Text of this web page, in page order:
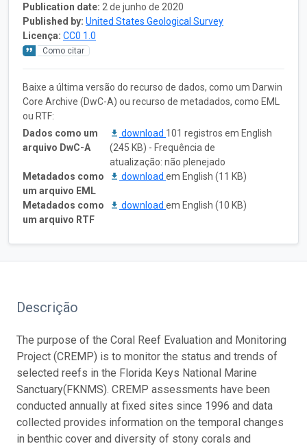
Publication date: 2 de junho de 2020
Published by: United States Geological Survey
Licença: CC0 1.0
Como citar
Baixe a última versão do recurso de dados, como um Darwin
Core Archive (DwC-A) ou recurso de metadados, como EML
ou RTF:
Dados como um
arquivo DwC-A
download 101 registros em English
(245 KB) - Frequência de
atualização: não plenejado
Metadados como
um arquivo EML
download em English (11 KB)
Metadados como
um arquivo RTF
download em English (10 KB)
Descrição
The purpose of the Coral Reef Evaluation and Monitoring
Project (CREMP) is to monitor the status and trends of
selected reefs in the Florida Keys National Marine
Sanctuary(FKNMS). CREMP assessments have been
conducted annually at fixed sites since 1996 and data
collected provides information on the temporal changes
in benthic cover and diversity of stony corals and